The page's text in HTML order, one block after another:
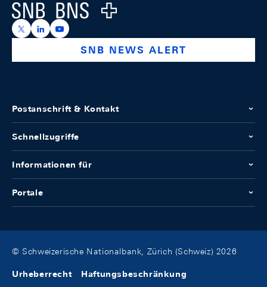
Logo
https://x.com/snb_bns
https://ch.linkedin.com/company/swiss-national-
https://www.youtube.com/@swissnationalbank
SNB NEWS ALERT
Postanschrift & Kontakt
Schnellzugriffe
Informationen für
Portale
© Schweizerische Nationalbank, Zürich (Schweiz) 2026
Urheberrecht Haftungsbeschränkung